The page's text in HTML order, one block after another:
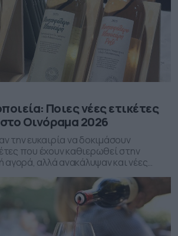
Ποιες νέες ετικέτες
Οινόραμα 2026
την ευκαιρία να δοκιμάσουν
που έχουν καθιερωθεί στην
αγορά, αλλά ανακάλυψαν και νέες